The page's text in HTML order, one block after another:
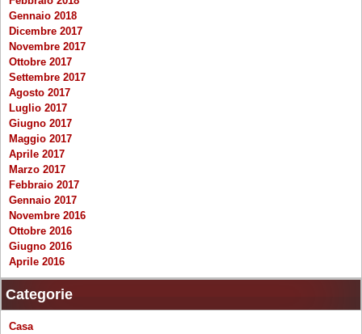
Gennaio 2018
Dicembre 2017
Novembre 2017
Ottobre 2017
Settembre 2017
Agosto 2017
Luglio 2017
Giugno 2017
Maggio 2017
Aprile 2017
Marzo 2017
Febbraio 2017
Gennaio 2017
Novembre 2016
Ottobre 2016
Giugno 2016
Aprile 2016
Categorie
Casa